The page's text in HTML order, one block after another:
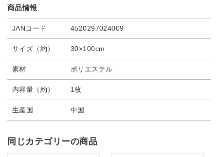
商品情報
JANコード 4520297024009
サイズ（約） 30×100cm
素材 ポリエステル
内容量（約） 1枚
生産国 中国
同じカテゴリーの商品